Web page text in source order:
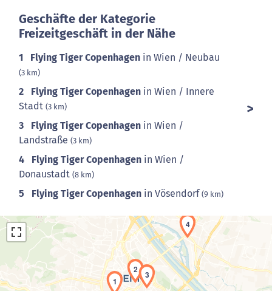
Geschäfte der Kategorie
Freizeitgeschäft in der Nähe
1 Flying Tiger Copenhagen in Wien / Neubau
(3 km)
2 Flying Tiger Copenhagen in Wien / Innere
Stadt (3 km)
3 Flying Tiger Copenhagen in Wien /
Landstraße (3 km)
4 Flying Tiger Copenhagen in Wien /
Donaustadt (8 km)
5 Flying Tiger Copenhagen in Vösendorf(9 km)
1
2 3
4